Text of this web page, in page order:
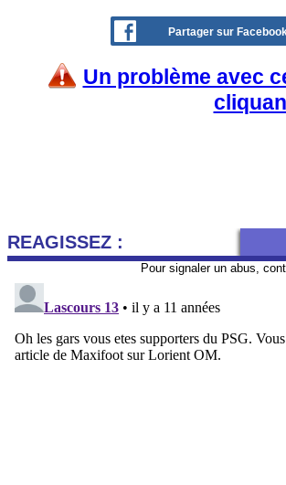
Partager sur
Un problème avec
REAGISSEZ :
Pour signaler un abus,